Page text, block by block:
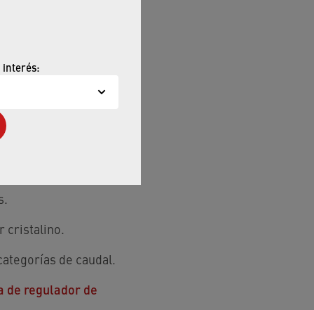
interés:
nuestros
en todo
puntos
cristalino.
de caudal.
de regulador de